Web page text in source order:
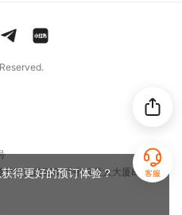
得更好的预订体验？ 客服
海大道5289号中粮亚太大厦801